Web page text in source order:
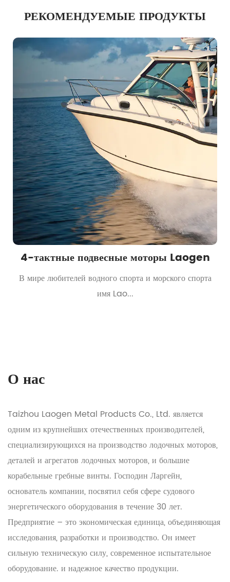
РЕКОМЕНДУЕМЫЕ ПРОДУКТЫ
4-тактные подвесные моторы Laogen
В мире любителей водного спорта и морского спорта
имя Lao...
О нас
Taizhou Laogen Metal Products Co., Ltd. является
одним из крупнейших отечественных производителей,
специализирующихся на производство лодочных моторов,
деталей и агрегатов лодочных моторов, и большие
корабельные гребные винты. Господин Ларгейн,
основатель компании, посвятил себя сфере судового
энергетического оборудования в течение 30 лет.
Предприятие – это экономическая единица, объединяющая
исследования, разработки и производство. Он имеет
сильную техническую силу, современное испытательное
оборудование. и надежное качество продукции.